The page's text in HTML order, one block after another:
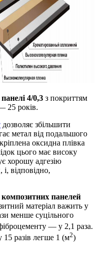
4/0,3 з покриттям
25 років.
дозволяє збільшити
метал від подальшого
оксидна плівка
цього має високу
хорошу адгезію
відповідно,
композитних панелей
матеріал важить у
менше суцільного
— у 2,1 раза.
разів легше 1 (м2)